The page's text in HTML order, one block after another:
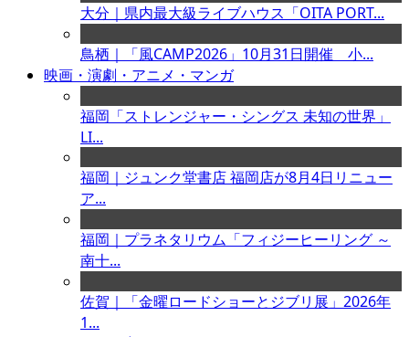
大分｜県内最大級ライブハウス「OITA PORT...
鳥栖｜「風CAMP2026」10月31日開催 小...
映画・演劇・アニメ・マンガ
福岡「ストレンジャー・シングス 未知の世界」
LI...
福岡｜ジュンク堂書店 福岡店が8月4日リニュー
ア...
福岡｜プラネタリウム「フィジーヒーリング ～
南十...
佐賀｜「金曜ロードショーとジブリ展」2026年
1...